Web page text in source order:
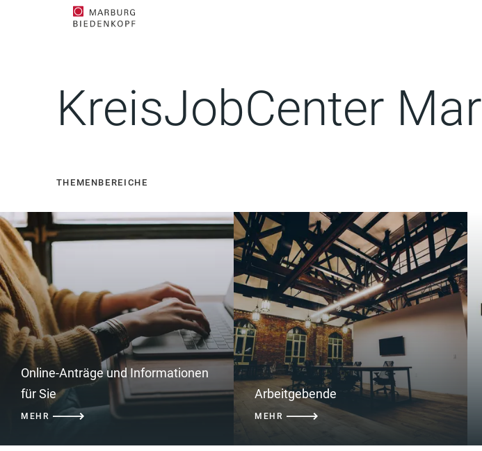
KreisJobCenter
THEMENBEREICHE
Online-Anträge und Informationen
für Sie
MEHR
Arbeitgebende
MEHR